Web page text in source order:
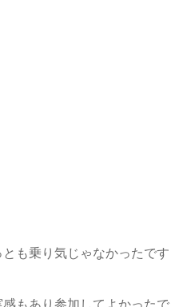
とも乗り気じゃなかったです
もあり参加してよかったで